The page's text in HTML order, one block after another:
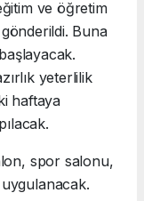
ve öğretim
gönderildi. Buna
yeterlilik
haftaya
spor salonu,